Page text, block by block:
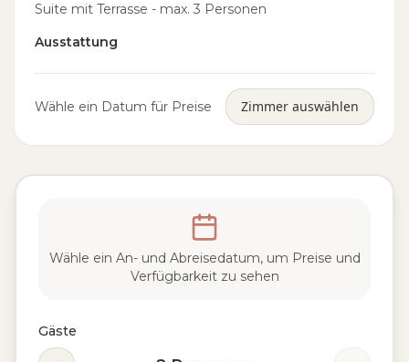
Suite mit Terrasse - max. 3 Personen
Ausstattung
Wähle ein Datum für Preise Zimmer auswählen
Wähle ein An- und Abreisedatum, um Preise und
Verfügbarkeit zu sehen
Gäste